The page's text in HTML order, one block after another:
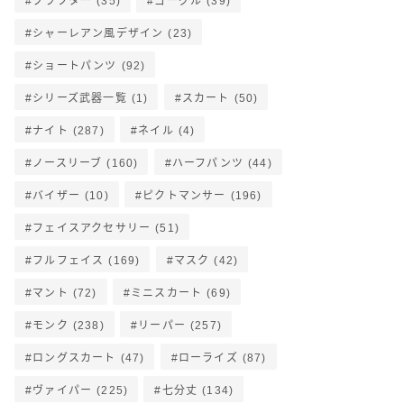
シャーレアン風デザイン (23)
ショートパンツ (92)
シリーズ武器一覧 (1) スカート (50)
ナイト (287) ネイル (4)
ノースリーブ (160) ハーフパンツ (44)
バイザー (10) ピクトマンサー (196)
フェイスアクセサリー (51)
フルフェイス (169) マスク (42)
マント (72) ミニスカート (69)
モンク (238) リーパー (257)
ロングスカート (47) ローライズ (87)
ヴァイパー (225) 七分丈 (134)